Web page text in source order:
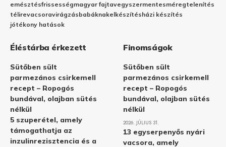
emésztésfrissességmagyar fajtavegyszermentesméregtelenítés
télirevacsoravirágzásbabáknakelkészítésházi készítés
jótékony hatások
Éléstárba érkezett
Sütőben sült
parmezános csirkemell
recept – Ropogós
bundával, olajban sütés
nélkül
5 szuperétel, amely
támogathatja az
inzulinrezisztencia és a
Finomságok
Sütőben sült
parmezános csirkemell
recept – Ropogós
bundával, olajban sütés
nélkül
2026. JÚLIUS 31.
13 egyserpenyős nyári
vacsora, amely